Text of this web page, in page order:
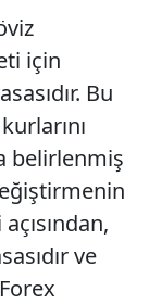
için
Bu
belirlenmiş
ve